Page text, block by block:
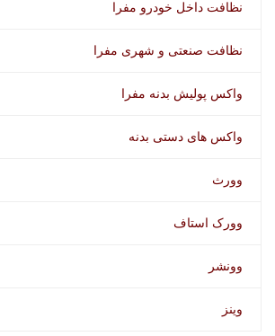
نظافت داخل خودرو مفرا
نظافت صنعتی و شهری مفرا
واکس پولیش بدنه مفرا
واکس های دستی بدنه
وورث
وورک استاف
وونشر
وینز